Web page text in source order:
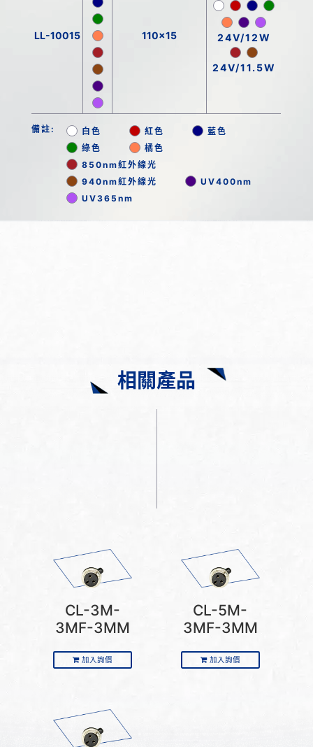
LL-10015 110x15 24V/12W
24V/11.5W
備註: 白色 紅色
藍色
綠色
橘色
850nm紅外線光
940nm紅外線光
UV400nm
UV365nm
相關產品
CL-3M-
3MF-3MM
加入詢價
CL-5M-
3MF-3MM
加入詢價